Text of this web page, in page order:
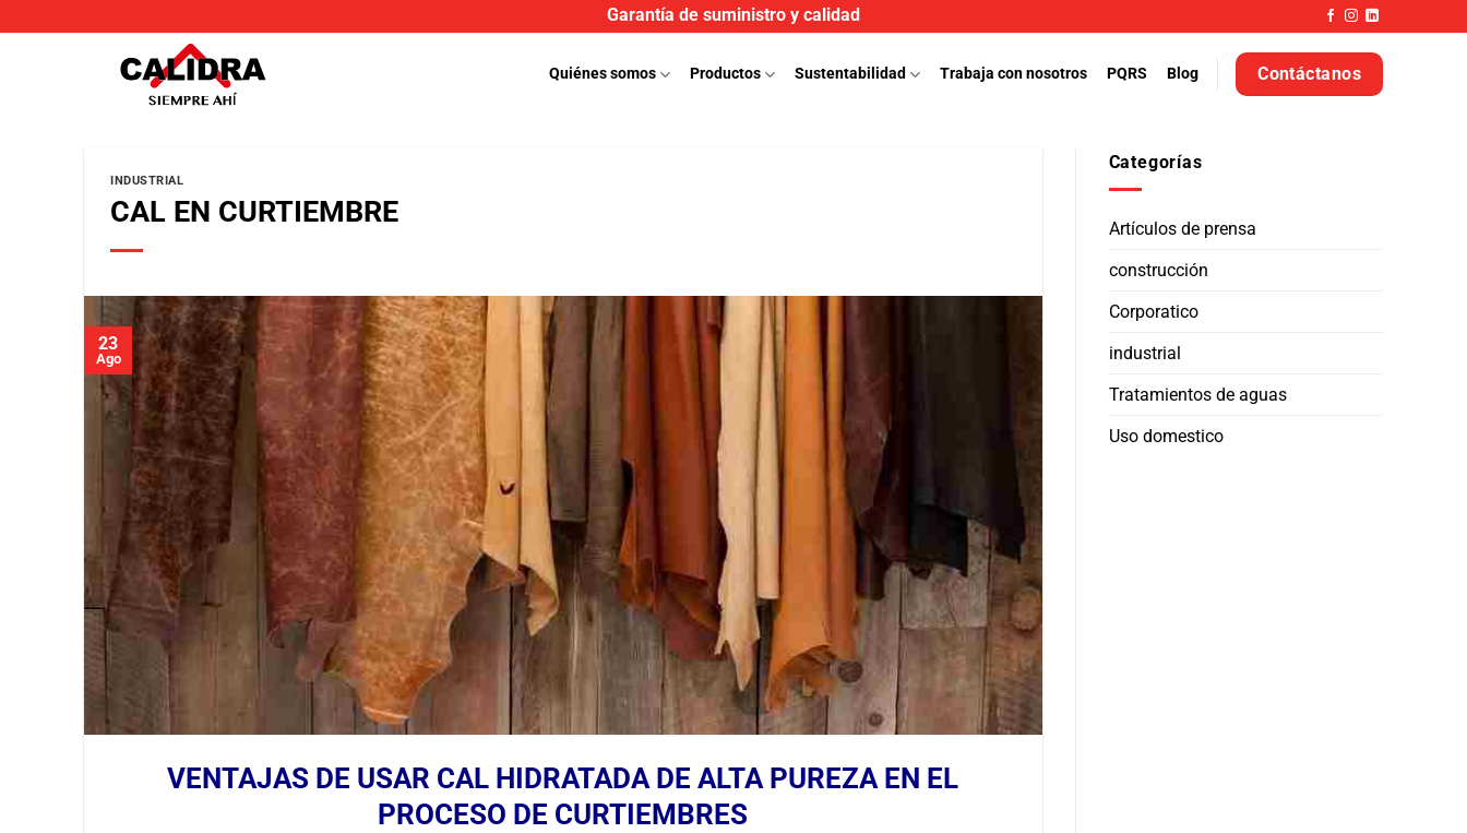
to
Garantía de suministro y calidad
Quiénes somos Productos Sustentabilidad Trabaja con nosotros PQRS Blog Contáctanos
INDUSTRIAL
CAL EN CURTIEMBRE
23
Ago
VENTAJAS DE USAR CAL HIDRATADA DE ALTA PUREZA EN EL
PROCESO DE CURTIEMBRES
Categorías
Artículos de prensa
construcción
Corporatico
industrial
Tratamientos de aguas
Uso domestico